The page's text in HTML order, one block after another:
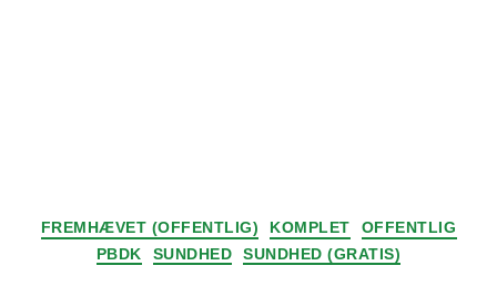
Kategorier
FREMHÆVET (OFFENTLIG) KOMPLET
OFFENTLIG
PBDK
SUNDHED SUNDHED (GRATIS)